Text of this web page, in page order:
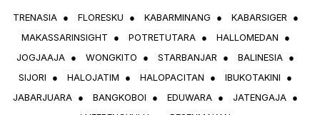
TRENASIA ● FLORESKU ● KABARMINANG ● KABARSIGER ●
MAKASSARINSIGHT
● POTRETUTARA ● HALLOMEDAN
●
JOGJAAJA ● WONGKITO ● STARBANJAR ● BALINESIA ●
SIJORI
● HALOJATIM ● HALOPACITAN ● IBUKOTAKINI
●
JABARJUARA ● BANGKOBOI ● EDUWARA ● JATENGAJA ●